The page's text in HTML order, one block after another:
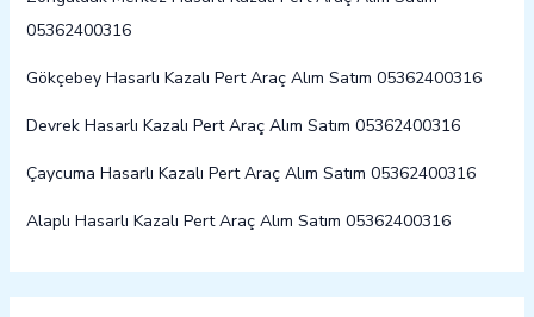
05362400316
Gökçebey Hasarlı Kazalı Pert Araç Alım Satım 05362400316
Devrek Hasarlı Kazalı Pert Araç Alım Satım 05362400316
Çaycuma Hasarlı Kazalı Pert Araç Alım Satım 05362400316
Alaplı Hasarlı Kazalı Pert Araç Alım Satım 05362400316